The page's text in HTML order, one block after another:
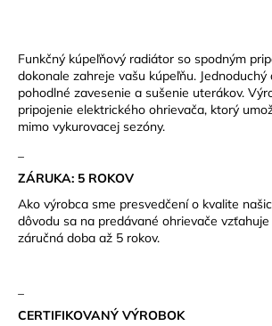
Funkčný kúpeľňový radiátor so spodným
dokonale zahreje vašu kúpeľňu. Jednoduchý
pohodlné zavesenie a sušenie uterákov.
pripojenie elektrického ohrievača, ktorý
mimo vykurovacej sezóny.
ZÁRUKA: 5 ROKOV
Ako výrobca sme presvedčení o kvalite
dôvodu sa na predávané ohrievače
záručná doba až 5 rokov.
CERTIFIKOVANÝ VÝROBOK